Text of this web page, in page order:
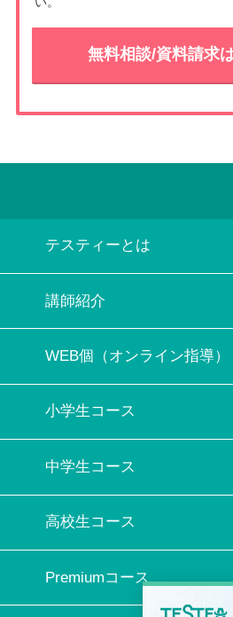
無料相談/資料請求
テスティーとは
講師紹介
WEB個（オンライン指導）
小学生コース
中学生コース
高校生コース
Premiumコース